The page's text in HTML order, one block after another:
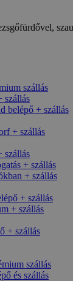
szállás
szállás
belépő + szállás
+ szállás
szállás
+ szállás
+ szállás
+ szállás
+ szállás
+ szállás
szállás
és szállás